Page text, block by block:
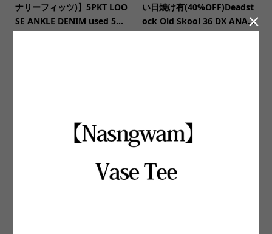
ナリーフィッツ)】5PKT LOO
SE ANKLE DENIM used 5...
い日焼け有(40%OFF)Deadst
ock Old Skool 36 DX ANA...
【TREKMATES(トレックメイ
ツ)】THAW MITTEN ソォー
【ORDINARY FITS オーディ
ナリーフィッツ】BELL PANT
